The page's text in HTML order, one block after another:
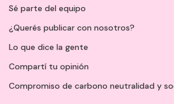
Sé parte del equipo
¿Querés publicar con nosotros?
Lo que dice la gente
Compartí tu opinión
Compromiso de carbono neutralidad y